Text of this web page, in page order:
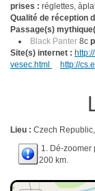
prises : réglettes,
Qualité de réception
Passage(s)
Black Panter 8c
Site(s) internet :
vesec.html
http://
Lieu : Czech
1. Dé-zoomer
200 km.